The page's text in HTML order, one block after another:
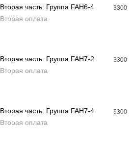
ДОБАВИТЬ В КОРЗИНУ
Вторая часть: Группа FAH6-4
Вторая оплата
3300
ДОБАВИТЬ В КОРЗИНУ
Вторая часть: Группа FAH7-2
Вторая оплата
3300
ДОБАВИТЬ В КОРЗИНУ
Вторая часть: Группа FAH7-4
Вторая оплата
3300